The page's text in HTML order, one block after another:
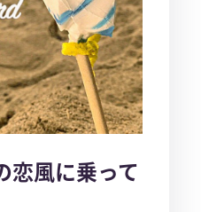
恋風に乗って